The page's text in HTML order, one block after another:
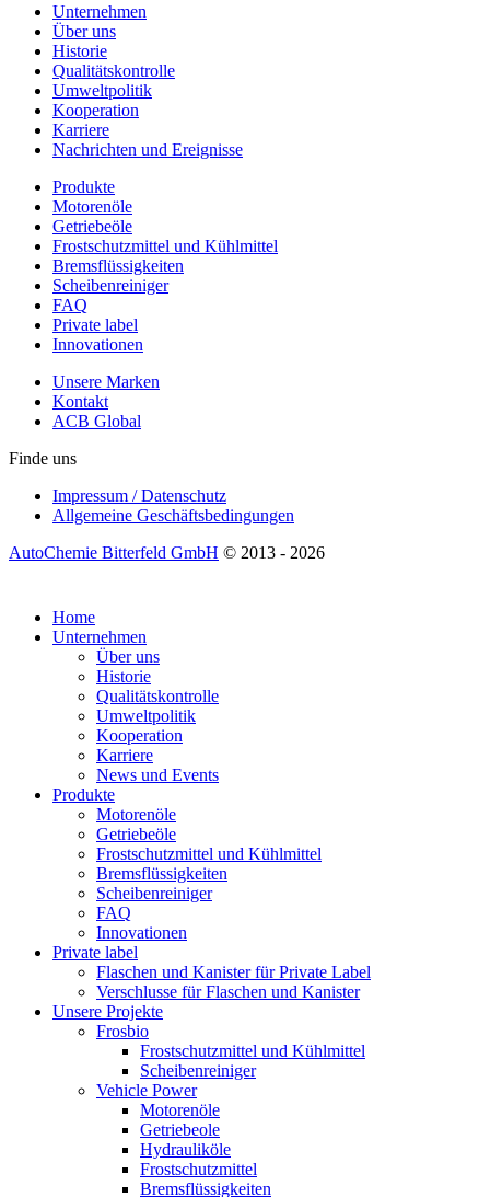
Unternehmen
Über uns
Historie
Qualitätskontrolle
Umweltpolitik
Kooperation
Karriere
Nachrichten und Ereignisse
Produkte
Motorenöle
Getriebeöle
Frostschutzmittel und Kühlmittel
Bremsflüssigkeiten
Scheibenreiniger
FAQ
Private label
Innovationen
Unsere Marken
Kontakt
ACB Global
Finde uns
Impressum / Datenschutz
Allgemeine Geschäftsbedingungen
AutoChemie Bitterfeld GmbH © 2013 - 2026
Home
Unternehmen
Über uns
Historie
Qualitätskontrolle
Umweltpolitik
Kooperation
Karriere
News und Events
Produkte
Motorenöle
Getriebeöle
Frostschutzmittel und Kühlmittel
Bremsflüssigkeiten
Scheibenreiniger
FAQ
Innovationen
Private label
Flaschen und Kanister für Private Label
Verschlusse für Flaschen und Kanister
Unsere Projekte
Frosbio
Frostschutzmittel und Kühlmittel
Scheibenreiniger
Vehicle Power
Motorenöle
Getriebeole
Hydrauliköle
Frostschutzmittel
Bremsflüssigkeiten